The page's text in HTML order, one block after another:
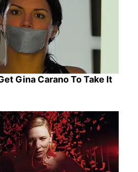
Gina Carano To Take It